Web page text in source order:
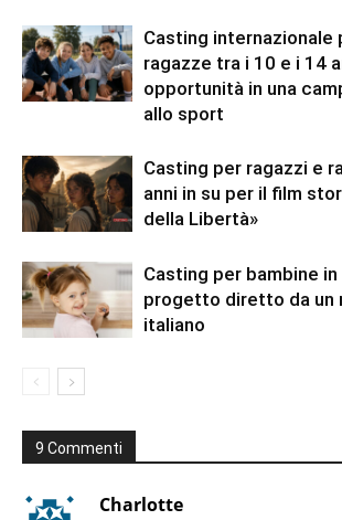
Casting internazionale
ragazze tra i 10 e i 14
opportunità in una
allo sport
Casting per ragazzi e
anni in su per il film
della Libertà»
Casting per bambine
progetto diretto da un
italiano
9 Commenti
Charlotte